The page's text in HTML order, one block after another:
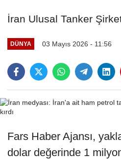
İran Ulusal Tanker
DÜNYA 03 Mayıs 2026 - 11:56
Fars Haber Ajansı,
dolar değerinde 1